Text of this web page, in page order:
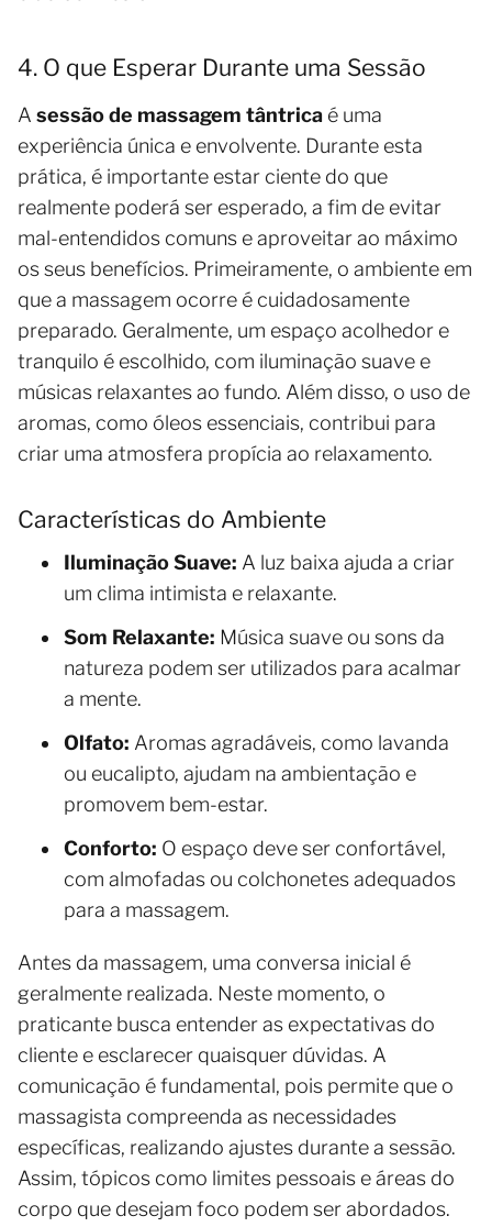
4. O que Esperar Durante uma Sessão
A sessão de massagem tântrica é uma
experiência única e envolvente. Durante esta
prática, é importante estar ciente do que
realmente poderá ser esperado, a fim de evitar
mal-entendidos comuns e aproveitar ao máximo
os seus benefícios. Primeiramente, o ambiente em
que a massagem ocorre é cuidadosamente
preparado. Geralmente, um espaço acolhedor e
tranquilo é escolhido, com iluminação suave e
músicas relaxantes ao fundo. Além disso, o uso de
aromas, como óleos essenciais, contribui para
criar uma atmosfera propícia ao relaxamento.
Características do Ambiente
Iluminação Suave: A luz baixa ajuda a criar
um clima intimista e relaxante.
Som Relaxante: Música suave ou sons da
natureza podem ser utilizados para acalmar
a mente.
Olfato: Aromas agradáveis, como lavanda
ou eucalipto, ajudam na ambientação e
promovem bem-estar.
Conforto: O espaço deve ser confortável,
com almofadas ou colchonetes adequados
para a massagem.
Antes da massagem, uma conversa inicial é
geralmente realizada. Neste momento, o
praticante busca entender as expectativas do
cliente e esclarecer quaisquer dúvidas. A
comunicação é fundamental, pois permite que o
massagista compreenda as necessidades
específicas, realizando ajustes durante a sessão.
Assim, tópicos como limites pessoais e áreas do
corpo que desejam foco podem ser abordados.